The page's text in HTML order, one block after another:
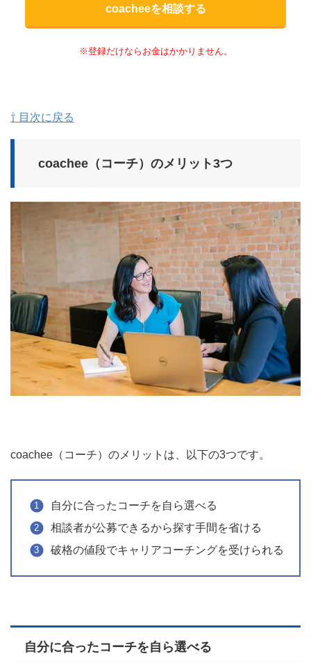
coacheeを相談する
※登録だけならお金はかかりません。
⇧ 目次に戻る
coachee（コーチ）のメリット3つ
coachee（コーチ）のメリットは、以下の3つです。
自分に合ったコーチを自ら選べる
相談者が公募できるから探す手間を省ける
破格の値段でキャリアコーチングを受けられる
自分に合ったコーチを自ら選べる